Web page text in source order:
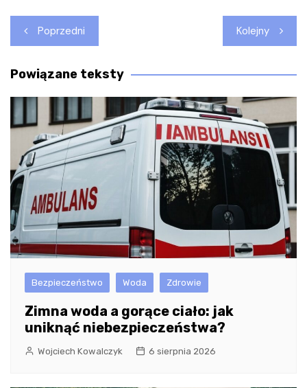
Nawigacja
wpisu
Poprzedni Kolejny
Powiązane teksty
Bezpieczeństwo Woda Zdrowie
Zimna woda a gorące ciało: jak
uniknąć niebezpieczeństwa?
Wojciech Kowalczyk 6 sierpnia 2026